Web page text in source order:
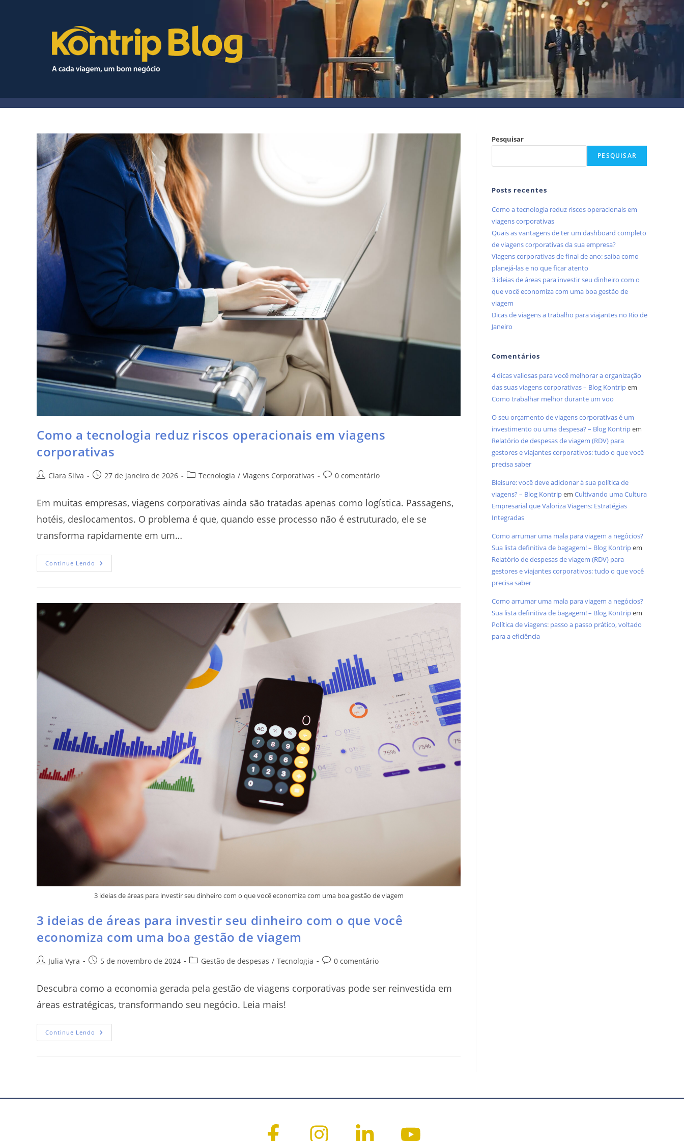
Como a tecnologia reduz riscos operacionais em viagens
corporativas
Clara Silva 27 de janeiro de 2026 Tecnologia / Viagens Corporativas 0 comentário
Em muitas empresas, viagens corporativas ainda são tratadas apenas como logística. Passagens,
hotéis, deslocamentos. O problema é que, quando esse processo não é estruturado, ele se
transforma rapidamente em um…
Continue Lendo
3 ideias de áreas para investir seu dinheiro com o que você economiza com uma boa gestão de viagem
3 ideias de áreas para investir seu dinheiro com o que você
economiza com uma boa gestão de viagem
Julia Vyra 5 de novembro de 2024 Gestão de despesas / Tecnologia 0 comentário
Descubra como a economia gerada pela gestão de viagens corporativas pode ser reinvestida em
áreas estratégicas, transformando seu negócio. Leia mais!
Continue Lendo
Pesquisar
PESQUISAR
Posts recentes
Como a tecnologia reduz riscos operacionais em
viagens corporativas
Quais as vantagens de ter um dashboard completo
de viagens corporativas da sua empresa?
Viagens corporativas de final de ano: saiba como
planejá-las e no que ficar atento
3 ideias de áreas para investir seu dinheiro com o
que você economiza com uma boa gestão de
viagem
Dicas de viagens a trabalho para viajantes no Rio de
Janeiro
Comentários
4 dicas valiosas para você melhorar a organização
das suas viagens corporativas – Blog Kontripem
Como trabalhar melhor durante um voo
O seu orçamento de viagens corporativas é um
investimento ou uma despesa? – Blog Kontripem
Relatório de despesas de viagem (RDV) para
gestores e viajantes corporativos: tudo o que você
precisa saber
Bleisure: você deve adicionar à sua política de
viagens? – Blog Kontripem Cultivando uma Cultura
Empresarial que Valoriza Viagens: Estratégias
Integradas
Como arrumar uma mala para viagem a negócios?
Sua lista definitiva de bagagem! – Blog Kontripem
Relatório de despesas de viagem (RDV) para
gestores e viajantes corporativos: tudo o que você
precisa saber
Como arrumar uma mala para viagem a negócios?
Sua lista definitiva de bagagem! – Blog Kontripem
Política de viagens: passo a passo prático, voltado
para a eficiência